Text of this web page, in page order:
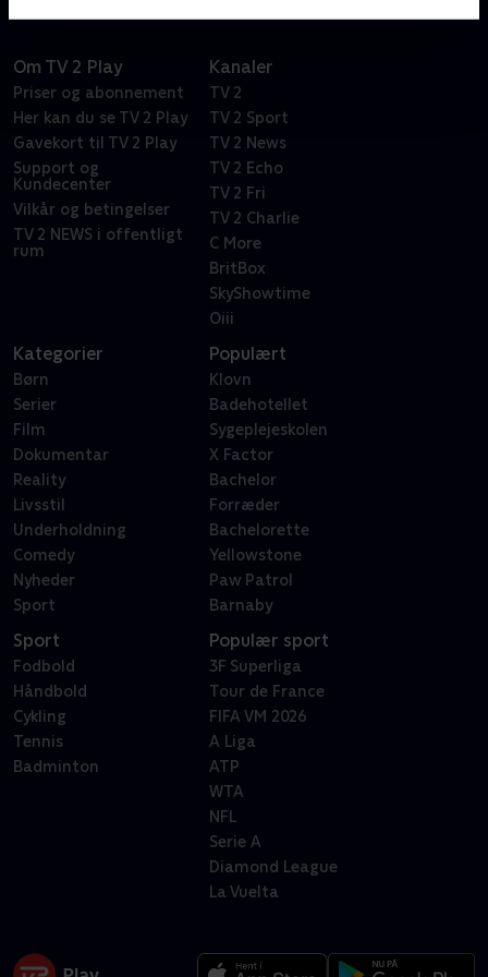
Om TV 2 Play
Priser og abonnement
Her kan du se TV 2 Play
Gavekort til TV 2 Play
Support og
Kundecenter
Vilkår og betingelser
TV 2 NEWS i offentligt
rum
Kanaler
TV 2
TV 2 Sport
TV 2 News
TV 2 Echo
TV 2 Fri
TV 2 Charlie
C More
BritBox
SkyShowtime
Oiii
Kategorier
Børn
Serier
Film
Dokumentar
Reality
Livsstil
Underholdning
Comedy
Nyheder
Sport
Populært
Klovn
Badehotellet
Sygeplejeskolen
X Factor
Bachelor
Forræder
Bachelorette
Yellowstone
Paw Patrol
Barnaby
Sport
Fodbold
Håndbold
Cykling
Tennis
Badminton
Populær sport
3F Superliga
Tour de France
FIFA VM 2026
A Liga
ATP
WTA
NFL
Serie A
Diamond League
La Vuelta